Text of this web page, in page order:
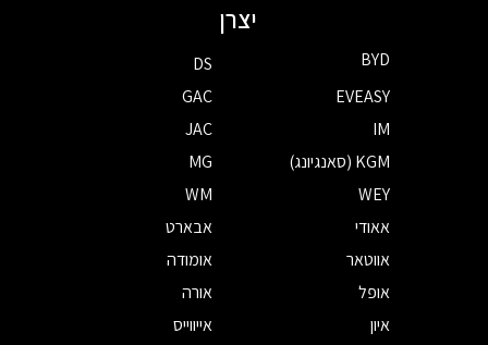
יצרן
BYD
DS
EVEASY
GAC
IM
JAC
KGM (סאנגיונג)
MG
WEY
WM
אאודי
אבארט
אווטאר
אומודה
אופל
אורה
איון
אייווייס